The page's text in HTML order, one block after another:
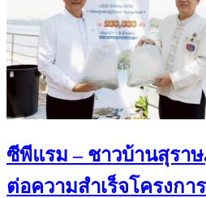
ซีพีแรม – ชาวบ้านสุรา
ต่อความสำเร็จโครงกา